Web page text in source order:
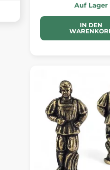
Auf Lager
IN DEN